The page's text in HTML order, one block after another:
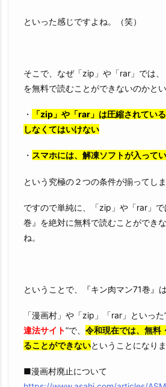
といった感じですよね。（笑）
そこで、なぜ「zip」や「rar」では、
を無料で読むことができないのかとい
・
「zip」や「rar」は圧縮されてい
しなくてはいけない
・ スマホには、解凍ソフトが入って
という究極の２つの条件が揃ってし
ですので単純に、「zip」や「rar」
巻』を絶対に無料で読むことができ
ね。
ということで、『キン肉マン71巻』は
「漫画村」や「zip」「rar」といった
違法サイト”で、 令和現在では、無料
ることができないということになりま
■漫画村廃止について